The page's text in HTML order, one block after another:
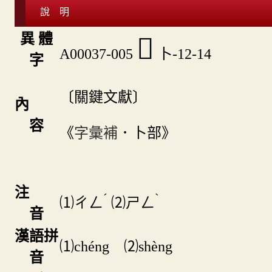
說 明
異 體
字
A00037-005 𠨇 卜-12-14
內
容
〔關鍵文獻〕
《字彙補 ．卜部》
注
音
⑴ㄔㄥˊ ⑵ㄕㄥˋ
漢語拼
音
⑴chéng ⑵shèng